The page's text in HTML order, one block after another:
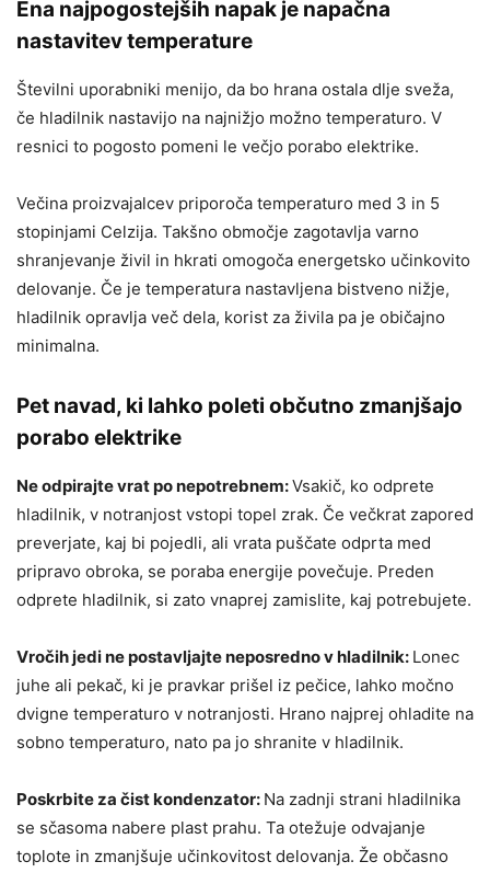
Ena najpogostejših napak je napačna
nastavitev temperature
Številni uporabniki menijo, da bo hrana ostala dlje sveža,
če hladilnik nastavijo na najnižjo možno temperaturo. V
resnici to pogosto pomeni le večjo porabo elektrike.
Večina proizvajalcev priporoča temperaturo med 3 in 5
stopinjami Celzija. Takšno območje zagotavlja varno
shranjevanje živil in hkrati omogoča energetsko učinkovito
delovanje. Če je temperatura nastavljena bistveno nižje,
hladilnik opravlja več dela, korist za živila pa je običajno
minimalna.
Pet navad, ki lahko poleti občutno zmanjšajo
porabo elektrike
Ne odpirajte vrat po nepotrebnem:Vsakič, ko odprete
hladilnik, v notranjost vstopi topel zrak. Če večkrat zapored
preverjate, kaj bi pojedli, ali vrata puščate odprta med
pripravo obroka, se poraba energije povečuje. Preden
odprete hladilnik, si zato vnaprej zamislite, kaj potrebujete.
Vročih jedi ne postavljajte neposredno v hladilnik: Lonec
juhe ali pekač, ki je pravkar prišel iz pečice, lahko močno
dvigne temperaturo v notranjosti. Hrano najprej ohladite na
sobno temperaturo, nato pa jo shranite v hladilnik.
Poskrbite za čist kondenzator: Na zadnji strani hladilnika
se sčasoma nabere plast prahu. Ta otežuje odvajanje
toplote in zmanjšuje učinkovitost delovanja. Že občasno